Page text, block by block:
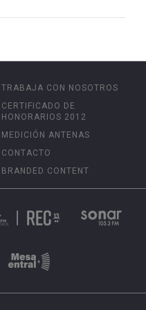
TRABAJA CON NOSOTROS
CERTIFICADO DE
HONORARIOS 2012
MEDICIÓN ANTENAS
CONTACTO
BRANDED CONTENT